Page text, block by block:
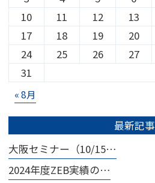
« 8月
10
11 12 13
17
18 19 20
24
25 26 27
31
最新記事
大阪セミナー（10/15…
2024年度ZEB実績の…